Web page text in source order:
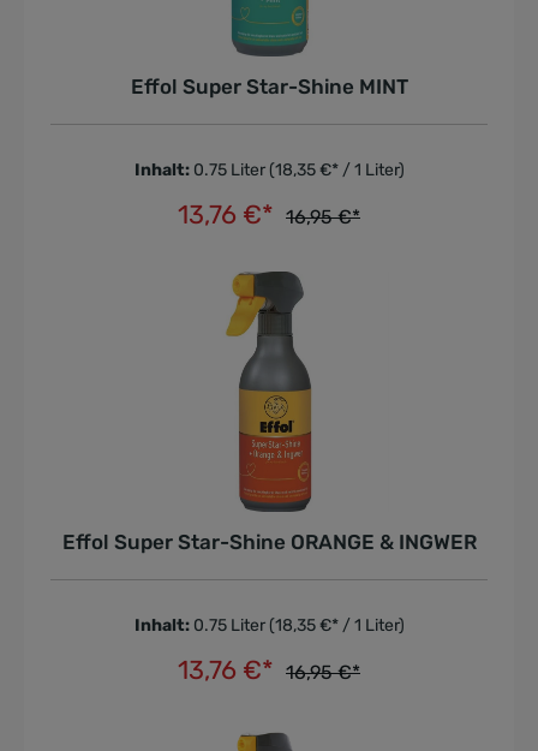
Effol Super Star-Shine MINT
Inhalt: 0.75 Liter (18,35 €* / 1 Liter)
13,76 €* 16,95 €*
In den Warenkorb
Effol Super Star-Shine ORANGE & INGWER
Inhalt: 0.75 Liter (18,35 €* / 1 Liter)
13,76 €* 16,95 €*
In den Warenkorb